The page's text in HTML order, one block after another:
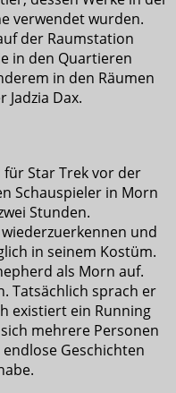
verwendet wurden.
der Raumstation
in den Quartieren
in den Räumen
Jadzia Dax.
für Star Trek vor der
Schauspieler in Morn
Stunden.
und
in seinem Kostüm.
als Morn auf.
Tatsächlich sprach er
existiert ein Running
mehrere Personen
Geschichten